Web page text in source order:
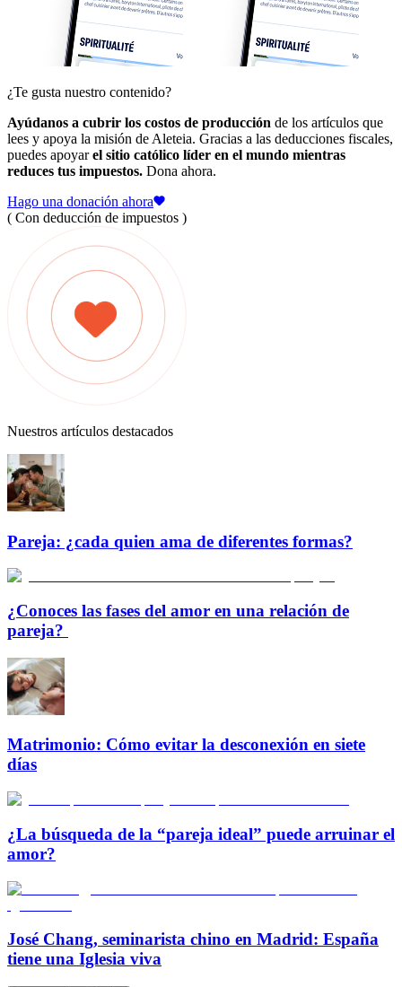
¿Te gusta nuestro contenido?
Ayúdanos a cubrir los costos de producción de los artículos que
lees y apoya la misión de Aleteia. Gracias a las deducciones fiscales,
puedes apoyarel sitio católico líder en el mundo mientras
reduces tus impuestos. Dona ahora.
Hago una donación ahora
( Con deducción de impuestos )
Nuestros artículos destacados
Pareja: ¿cada quien ama de diferentes formas?
¿Conoces las fases del amor en una relación de
pareja?
Matrimonio: Cómo evitar la desconexión en siete
días
¿La búsqueda de la “pareja ideal” puede arruinar el
amor?
José Chang, seminarista chino en Madrid: España
tiene una Iglesia viva